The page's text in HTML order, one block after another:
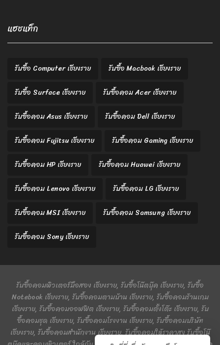
แฮชแท็ก
รับซื้อ Computer เชียงราย
รับซื้อ Macbook เชียงราย
รับซื้อ Surface เชียงราย
รับซื้อคอม Acer เชียงราย
รับซื้อคอม Asus เชียงราย
รับซื้อคอม Dell เชียงราย
รับซื้อคอม Fujitsu เชียงราย
รับซื้อคอม Gaming เชียงราย
รับซื้อคอม HP เชียงราย
รับซื้อคอม Huawei เชียงราย
รับซื้อคอม Lenovo เชียงราย
รับซื้อคอม LG เชียงราย
รับซื้อคอม MSI เชียงราย
รับซื้อคอม Samsung เชียงราย
รับซื้อคอม Sony เชียงราย
รับซื้อคอมพิวเตอร์มือสอง เชียงราย, รับซื้อโน๊ตบุ๊ค เชียงราย, รับซื้อ
Notebook เชียงราย, รับซื้อคอมตามบ้าน เชียงราย, รับซื้อคอมร้านเกม
เชียงราย, รับซื้อคอมออฟฟิต เชียงราย, รับซื้อคอมตั้งโต๊ะ เชียงราย, รับ
ซื้อคอมชุด เชียงราย, รับซื้อคอมโรงงาน เชียงราย, รับซื้อคอมบริษัท
เชียงราย, รับซื้อคอมสำนักงาน เชียงราย, รับซื้อคอมให้ราคาสูง รับซื้อโน๊